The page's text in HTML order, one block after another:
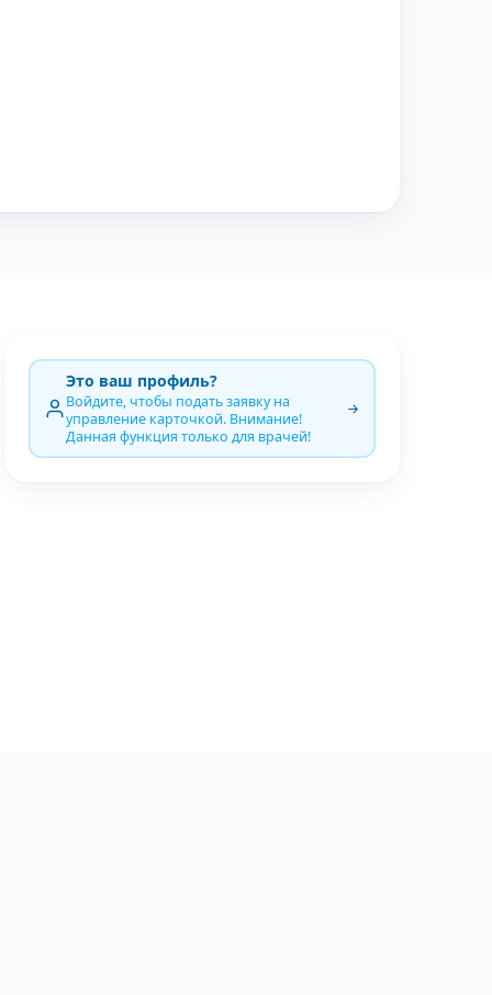
Это ваш профиль?
Войдите, чтобы подать заявку на
управление карточкой. Внимание!
Данная функция только для врачей!